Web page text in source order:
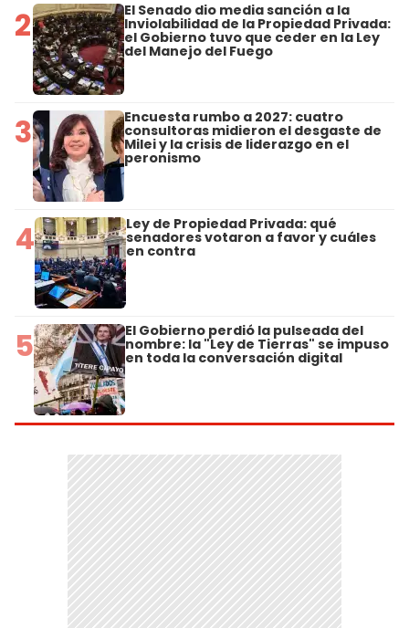
2 El Senado dio media sanción a la
Inviolabilidad de la Propiedad Privada:
el Gobierno tuvo que ceder en la Ley
del Manejo del Fuego
3 Encuesta rumbo a 2027: cuatro
consultoras midieron el desgaste de
Milei y la crisis de liderazgo en el
peronismo
4 Ley de Propiedad Privada: qué
senadores votaron a favor y cuáles
en contra
5 El Gobierno perdió la pulseada del
nombre: la "Ley de Tierras" se impuso
en toda la conversación digital